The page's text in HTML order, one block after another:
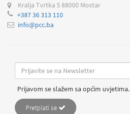
Kralja Tvrtka 5 88000 Mostar
+387 36 313 110
info@pcc.ba
Prijavom se slažem sa općim uvjetima.
Pretplati se